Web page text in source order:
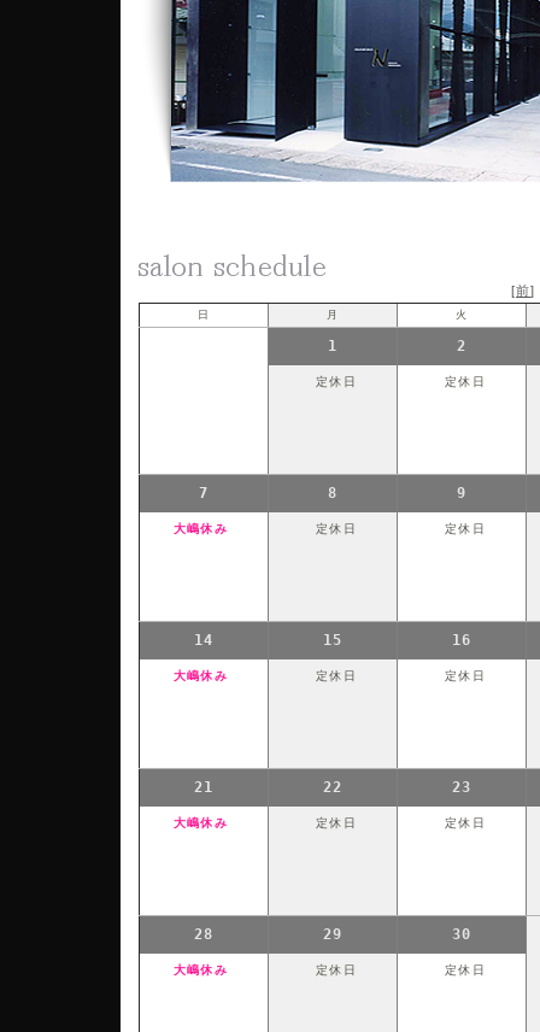
[前
日 月 火
1
定休日
2
定休日
7
大嶋休み
8
定休日
9
定休日
14
大嶋休み
15
定休日
16
定休日
21
大嶋休み
22
定休日
23
定休日
28
大嶋休み
29
定休日
30
定休日